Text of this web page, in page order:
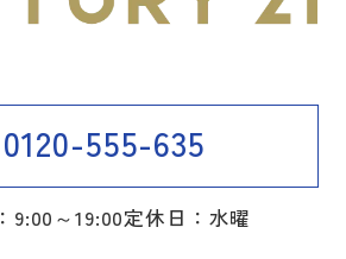
0120-555-635
9:00～19:00定休日：水曜